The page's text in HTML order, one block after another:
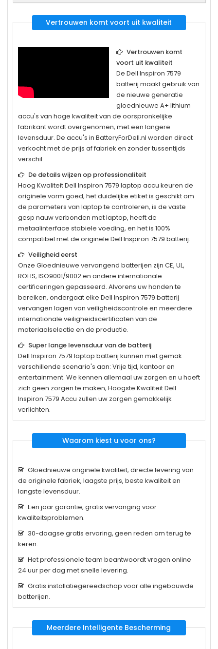
Vertrouwen komt voort uit kwaliteit
Vertrouwen komt
voort uit kwaliteit
De Dell Inspiron 7579
batterij maakt gebruik van
de nieuwe generatie
gloednieuwe A+ lithium
accu's van hoge kwaliteit van de oorspronkelijke
fabrikant wordt overgenomen, met een langere
levensduur. De accu's in BatteryForDell.nl worden direct
verkocht met de prijs af fabriek en zonder tussentijds
verschil.
De details wijzen op professionaliteit
Hoog KwaliteitDell Inspiron 7579 laptop accu keuren de
originele vorm goed, het duidelijke etiket is geschikt om
de parameters van laptop te controleren, is de vaste
gesp nauw verbonden met laptop, heeft de
metaalinterface stabiele voeding, en het is 100%
compatibel met de originele Dell Inspiron 7579 batterij.
Veiligheid eerst
Onze Gloednieuwe vervangend batterijen zijn CE, UL,
ROHS, ISO9001/9002 en andere internationale
certificeringen gepasseerd. Alvorens uw handen te
bereiken, ondergaat elke Dell Inspiron 7579 batterij
vervangen lagen van veiligheidscontrole en meerdere
internationale veiligheidscertificaten van de
materiaalselectie en de productie.
Super lange levensduur van de batterij
Dell Inspiron 7579 laptop batterij kunnen met gemak
verschillende scenario's aan: Vrije tijd, kantoor en
entertainment. We kennen allemaal uw zorgen en u hoeft
zich geen zorgen te maken, Hoogste Kwaliteit Dell
Inspiron 7579 Accu zullen uw zorgen gemakkelijk
verlichten.
Waarom kiest u voor ons?
Gloednieuwe originele kwaliteit, directe levering van
de originele fabriek, laagste prijs, beste kwaliteit en
langste levensduur.
Een jaar garantie, gratis vervanging voor
kwaliteitsproblemen.
30-daagse gratis ervaring, geen reden om terug te
keren.
Het professionele team beantwoordt vragen online
24 uur per dag met snelle levering.
Gratis installatiegereedschap voor alle ingebouwde
batterijen.
Meerdere Intelligente Bescherming